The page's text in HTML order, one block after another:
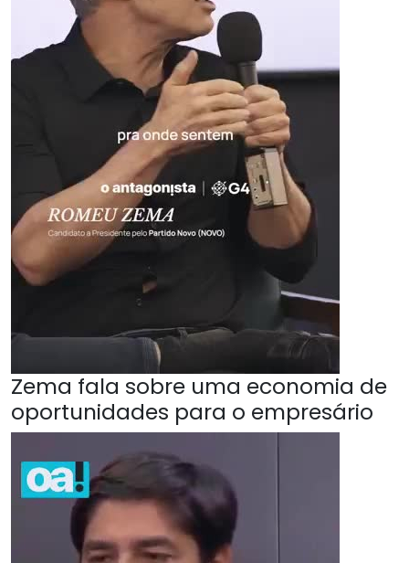
Zema fala sobre uma economia de
oportunidades para o empresário